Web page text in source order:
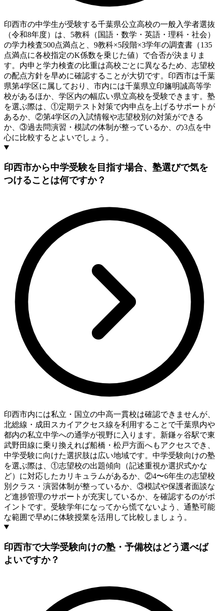
印西市の中学生が受験する千葉県公立高校の一般入学者選抜
（令和8年度）は、5教科（国語・数学・英語・理科・社会）
の学力検査500点満点と、9教科×5段階×3学年の調査書（135
点満点に各校指定のK係数を乗じた値）で合否が決まりま
す。内申と学力検査の比重は高校ごとに異なるため、志望校
の配点方針を早めに確認することが大切です。印西市は千葉
県第4学区に属しており、市内には千葉県立印旛明誠高等学
校があるほか、学区内の幅広い県立高校を受験できます。塾
を選ぶ際は、①定期テスト対策で内申点を上げるサポートが
あるか、②第4学区の入試情報や志望校別の対策ができる
か、③過去問演習・模試の体制が整っているか、の3点を中
心に比較するとよいでしょう。
印西市から中学受験を目指す場合、塾選びで気を
つけることは何ですか？
印西市内には私立・国立の中高一貫校は確認できませんが、
北総線・成田スカイアクセス線を利用することで千葉県内や
都内の私立中学への通学が視野に入ります。新鎌ヶ谷駅で東
武野田線に乗り換えれば船橋・松戸方面へもアクセスでき、
中学受験に向けた選択肢は広い地域です。中学受験向けの塾
を選ぶ際は、①志望校の出題傾向（記述重視か選択式かな
ど）に対応したカリキュラムがあるか、②4〜6年生の志望校
別クラス・演習体制が整っているか、③模試や保護者面談な
ど進捗管理のサポートが充実しているか、を確認するのがポ
イントです。受験学年になってから慌てないよう、通塾可能
な範囲で早めに体験授業を活用して比較しましょう。
印西市で大学受験向けの塾・予備校はどう選べば
よいですか？